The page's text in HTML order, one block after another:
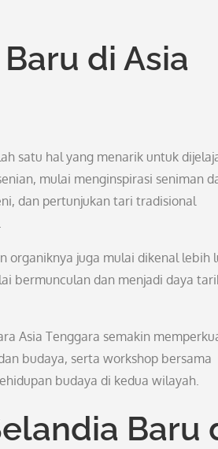
di Asia
satu hal yang menarik untuk
mulai menginspirasi seniman
dan pertunjukan tari tradisional
organiknya juga mulai dikenal lebih
bermunculan dan menjadi daya
Asia Tenggara semakin
budaya, serta workshop bersama
budaya di kedua wilayah.
Baru